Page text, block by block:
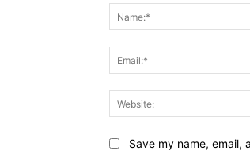
Save my name, email,